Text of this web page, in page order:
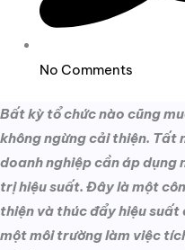
No Comments
Bất kỳ tổ chức nào cũng
không ngừng cải thiện. Tất
doanh nghiệp cần áp dụng
trị hiệu suất. Đây là một
thiện và thúc đẩy hiệu
một môi trường làm việc